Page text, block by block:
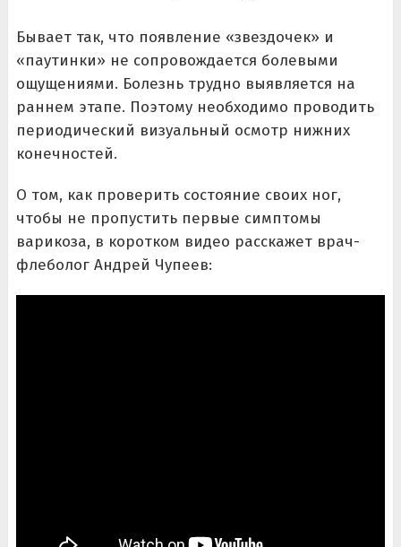
Бывает так, что появление «звездочек» и
«паутинки» не сопровождается болевыми
ощущениями. Болезнь трудно выявляется на
раннем этапе. Поэтому необходимо проводить
периодический визуальный осмотр нижних
конечностей.
О том, как проверить состояние своих ног,
чтобы не пропустить первые симптомы
варикоза, в коротком видео расскажет врач-
флеболог Андрей Чупеев: